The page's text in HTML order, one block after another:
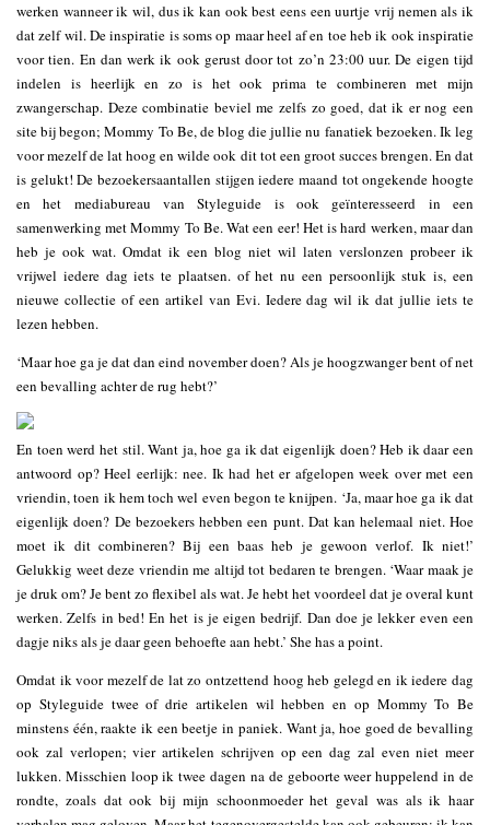
werken wanneer ik wil, dus ik kan ook best eens een uurtje vrij nemen als ik
dat zelf wil. De inspiratie is soms op maar heel af en toe heb ik ook inspiratie
voor tien. En dan werk ik ook gerust door tot zo’n 23:00 uur. De eigen tijd
indelen is heerlijk en zo is het ook prima te combineren met mijn
zwangerschap. Deze combinatie beviel me zelfs zo goed, dat ik er nog een
site bij begon; Mommy To Be, de blog die jullie nu fanatiek bezoeken. Ik leg
voor mezelf de lat hoog en wilde ook dit tot een groot succes brengen. En dat
is gelukt! De bezoekersaantallen stijgen iedere maand tot ongekende hoogte
en het mediabureau van Styleguide is ook geïnteresseerd in een
samenwerking met Mommy To Be. Wat een eer! Het is hard werken, maar dan
heb je ook wat. Omdat ik een blog niet wil laten verslonzen probeer ik
vrijwel iedere dag iets te plaatsen. of het nu een persoonlijk stuk is, een
nieuwe collectie of een artikel van Evi. Iedere dag wil ik dat jullie iets te
lezen hebben.
‘Maar hoe ga je dat dan eind november doen? Als je hoogzwanger bent of net
een bevalling achter de rug hebt?’
En toen werd het stil. Want ja, hoe ga ik dat eigenlijk doen? Heb ik daar een
antwoord op? Heel eerlijk: nee. Ik had het er afgelopen week over met een
vriendin, toen ik hem toch wel even begon te knijpen. ‘Ja, maar hoe ga ik dat
eigenlijk doen? De bezoekers hebben een punt. Dat kan helemaal niet. Hoe
moet ik dit combineren? Bij een baas heb je gewoon verlof. Ik niet!’
Gelukkig weet deze vriendin me altijd tot bedaren te brengen. ‘Waar maak je
je druk om? Je bent zo flexibel als wat. Je hebt het voordeel dat je overal kunt
werken. Zelfs in bed! En het is je eigen bedrijf. Dan doe je lekker even een
dagje niks als je daar geen behoefte aan hebt.’ She has a point.
Omdat ik voor mezelf de lat zo ontzettend hoog heb gelegd en ik iedere dag
op Styleguide twee of drie artikelen wil hebben en op Mommy To Be
minstens één, raakte ik een beetje in paniek. Want ja, hoe goed de bevalling
ook zal verlopen; vier artikelen schrijven op een dag zal even niet meer
lukken. Misschien loop ik twee dagen na de geboorte weer huppelend in de
rondte, zoals dat ook bij mijn schoonmoeder het geval was als ik haar